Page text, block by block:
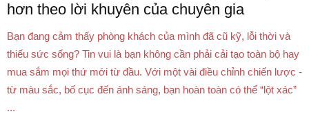
hơn theo lời khuyên của chuyên gia
Bạn đang cảm thấy phòng khách của mình đã cũ kỹ, lỗi thời và
thiếu sức sống? Tin vui là bạn không cần phải cải tạo toàn bộ hay
mua sắm mọi thứ mới từ đầu. Với một vài điều chỉnh chiến lược -
từ màu sắc, bố cục đến ánh sáng, bạn hoàn toàn có thể “lột xác”
...